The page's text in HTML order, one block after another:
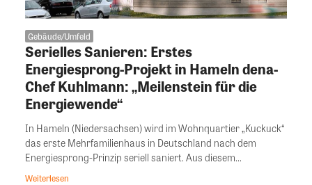
Gebäude/Umfeld
Serielles Sanieren: Erstes
Energiesprong-Projekt in Hameln dena-
Chef Kuhlmann: „Meilenstein für die
Energiewende“
In Hameln (Niedersachsen) wird im Wohnquartier „Kuckuck“
das erste Mehrfamilienhaus in Deutschland nach dem
Energiesprong-Prinzip seriell saniert. Aus diesem...
Weiterlesen